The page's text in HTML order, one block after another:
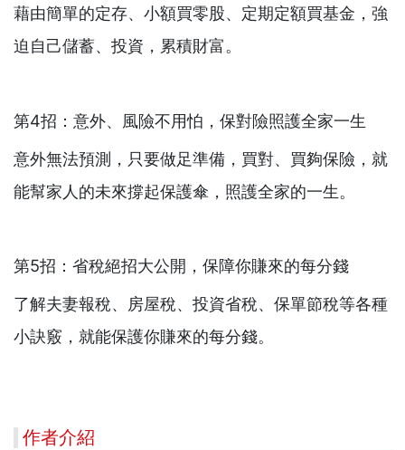
藉由簡單的定存、小額買零股、定期定額買基金，強
迫自己儲蓄、投資，累積財富。
第4招：意外、風險不用怕，保對險照護全家一生
意外無法預測，只要做足準備，買對、買夠保險，就
能幫家人的未來撐起保護傘，照護全家的一生。
第5招：省稅絕招大公開，保障你賺來的每分錢
了解夫妻報稅、房屋稅、投資省稅、保單節稅等各種
小訣竅，就能保護你賺來的每分錢。
作者介紹